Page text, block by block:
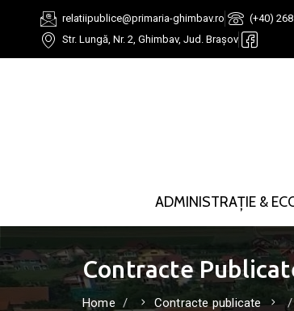
relatiipublice@primaria-ghimbav.ro
(+40)
Str. Lungă, Nr. 2, Ghimbav, Jud. Brașov
ADMINISTRAȚIE &
Contracte
Home Contracte publicate